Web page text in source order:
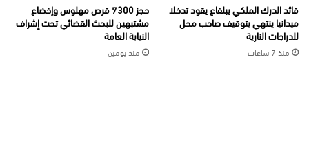
قائد الدرك الملكي ببلفاع يقود تدخلا
ميدانيا ينتهي بتوقيف صاحب محل
للدراجات النارية
منذ 7 ساعات
حجز 7300 قرص مهلوس وإخضاع
مشتبهين للبحث القضائي تحت إشراف
النيابة العامة
منذ يومين